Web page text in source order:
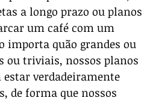
a longo prazo ou planos
um café com um
importa quão grandes ou
ou triviais, nossos planos
estar verdadeiramente
de forma que nossos